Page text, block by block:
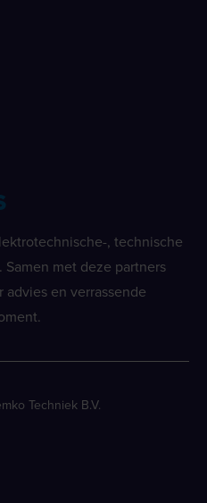
, technische
met deze partners
en verrassende
Techniek B.V.